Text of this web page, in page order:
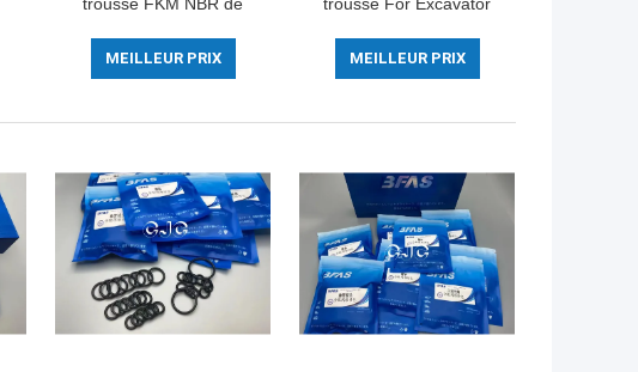
trousse FKM NBR de
résistance chimique pour
l'excavatrice de
MEILLEUR PRIX
trousse For Excavator
joint de moteur
d'oscillation
MEILLEUR PRIX